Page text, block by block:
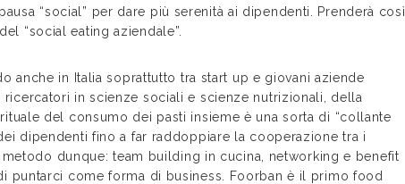
“social” per dare più serenità ai dipendenti. Prenderà così
“social eating aziendale”.
anche in Italia soprattutto tra start up e giovani aziende
in scienze sociali e scienze nutrizionali, della
del consumo dei pasti insieme è una sorta di “collante
dipendenti fino a far raddoppiare la cooperazione tra i
dunque: team building in cucina, networking e benefit
puntarci come forma di business. Foorban è il primo food